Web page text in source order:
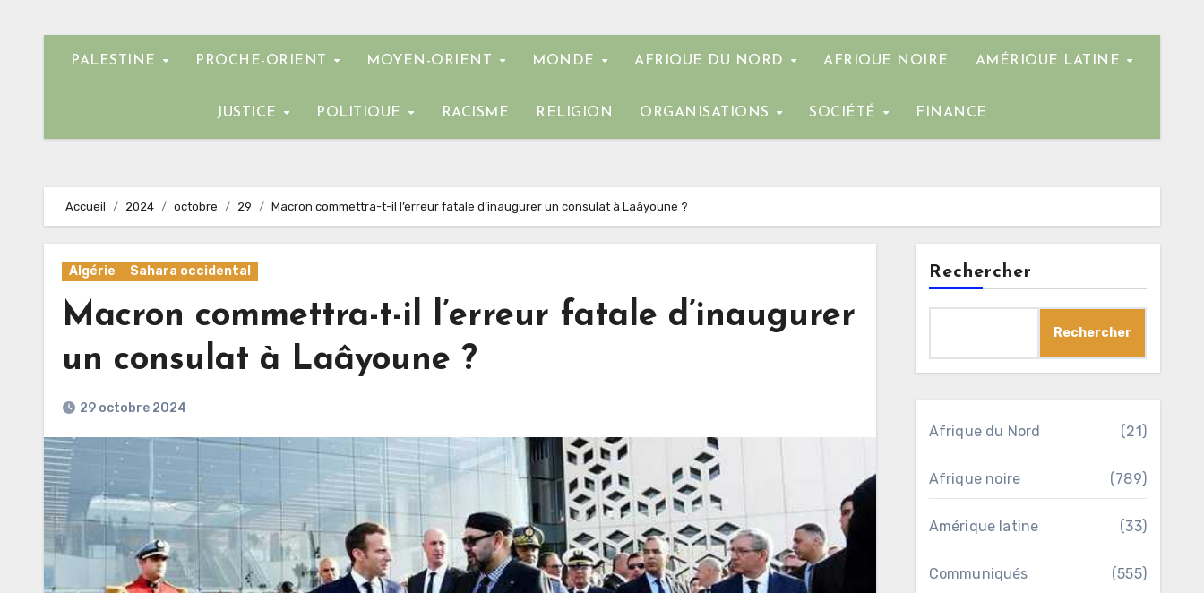
PALESTINE PROCHE-ORIENT MOYEN-ORIENT MONDE AFRIQUE DU NORD AFRIQUE NOIRE AMÉRIQUE LATINE
JUSTICE POLITIQUE RACISME RELIGION ORGANISATIONS SOCIÉTÉ FINANCE
Accueil 2024 octobre 29 Macron commettra-t-il l’erreur fatale d’inaugurer un consulat à Laâyoune ?
Algérie Sahara occidental
Macron commettra-t-il l’erreur fatale d’inaugurer
un consulat à Laâyoune ?
29 octobre 2024
Rechercher
Rechercher
Afrique du Nord (21)
Afrique noire (789)
Amérique latine (33)
Communiqués (555)